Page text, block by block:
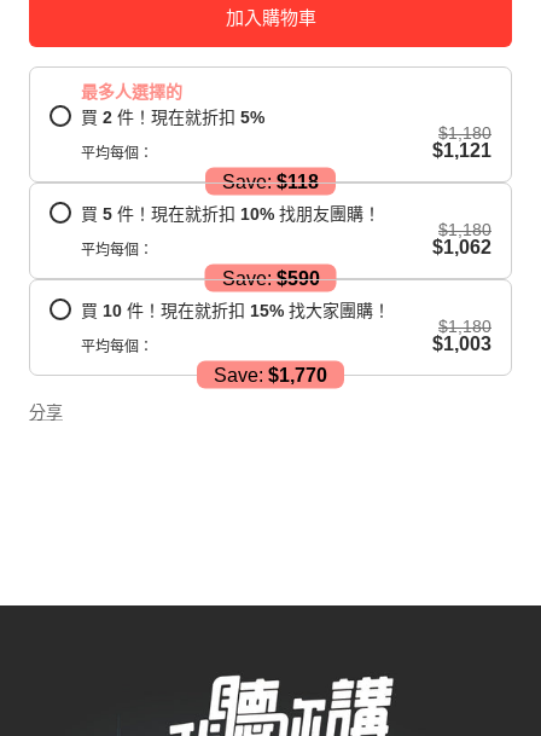
加入購物車
最多人選擇的
買 2 件！現在就折扣 5%
平均每個：
$1,180
$1,121
Save: $118
買 5 件！現在就折扣 10% 找朋友團購！
平均每個：
$1,180
$1,062
Save: $590
買 10 件！現在就折扣 15% 找大家團購！
平均每個：
$1,180
$1,003
Save: $1,770
分享